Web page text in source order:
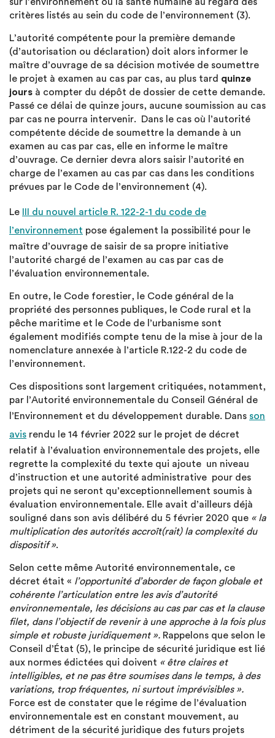
critères listés au sein du code de l’environnement (3).
L’autorité compétente pour la première demande
(d’autorisation ou déclaration) doit alors informer le
maître d’ouvrage de sa décision motivée de soumettre
le projet à examen au cas par cas, au plus tard quinze
jours à compter du dépôt de dossier de cette demande.
Passé ce délai de quinze jours, aucune soumission au cas
par cas ne pourra intervenir. Dans le cas où l’autorité
compétente décide de soumettre la demande à un
examen au cas par cas, elle en informe le maître
d’ouvrage. Ce dernier devra alors saisir l’autorité en
charge de l’examen au cas par cas dans les conditions
prévues par le Code de l’environnement (4).
Le
III du nouvel article R. 122-2-1 du code de
l’environnement pose également la possibilité pour le
maître d’ouvrage de saisir de sa propre initiative
l’autorité chargé de l’examen au cas par cas de
l’évaluation environnementale.
En outre, le Code forestier, le Code général de la
propriété des personnes publiques, le Code rural et la
pêche maritime et le Code de l’urbanisme sont
également modifiés compte tenu de la mise à jour de la
nomenclature annexée à l’article R.122-2 du code de
l’environnement.
Ces dispositions sont largement critiquées, notamment,
par l’Autorité environnementale du Conseil Général de
l’Environnement et du développement durable. Dans son
avis rendu le 14 février 2022 sur le projet de décret
relatif à l’évaluation environnementale des projets, elle
regrette la complexité du texte qui ajoute un niveau
d’instruction et une autorité administrative pour des
projets qui ne seront qu’exceptionnellement soumis à
évaluation environnementale. Elle avait d’ailleurs déjà
souligné dans son avis délibéré du 5 février 2020 que « la
multiplication des autorités accroît(rait) la complexité du
dispositif ».
Selon cette même Autorité environnementale, ce
décret était « l’opportunité d’aborder de façon globale et
cohérente l’articulation entre les avis d’autorité
environnementale, les décisions au cas par cas et la clause
filet, dans l’objectif de revenir à une approche à la fois plus
simple et robuste juridiquement ». Rappelons que selon le
Conseil d’État (5), le principe de sécurité juridique est lié
aux normes édictées qui doivent « être claires et
intelligibles, et ne pas être soumises dans le temps, à des
variations, trop fréquentes, ni surtout imprévisibles ».
Force est de constater que le régime de l’évaluation
environnementale est en constant mouvement, au
détriment de la sécurité juridique des futurs projets